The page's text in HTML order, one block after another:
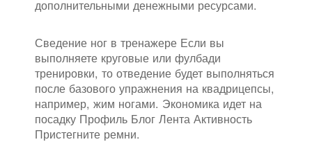
дополнительными денежными ресурсами.
Сведение ног в тренажере Если вы
выполняете круговые или фулбади
тренировки, то отведение будет выполняться
после базового упражнения на квадрицепсы,
например, жим ногами. Экономика идет на
посадку Профиль Блог Лента Активность
Пристегните ремни.